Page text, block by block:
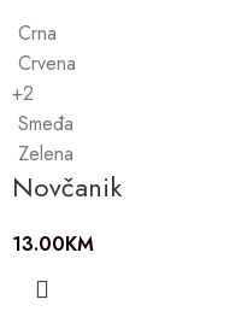
Crna
Crvena
+2
Smeđa
Zelena
Novčanik
13.00KM